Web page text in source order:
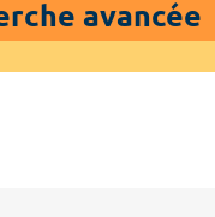
avancée